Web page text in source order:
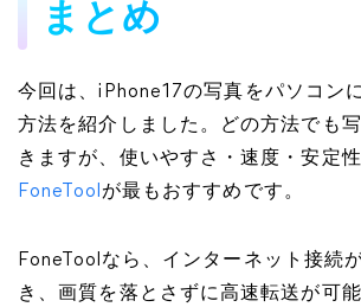
まとめ
今回は、iPhone17の写真をパソコン
方法を紹介しました。どの方法でも
きますが、使いやすさ・速度・安定
FoneTool が最もおすすめです。
FoneToolなら、インターネット接続
き、画質を落とさずに高速転送が可